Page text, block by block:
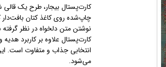
کارت‌پستال بیجار، طرح یک قالی
چاپ‌شده روی کاغذ کتان
نوشتن متن دلخواه در نظر
کارت‌پستال علاوه بر کاربرد
می‌شود.